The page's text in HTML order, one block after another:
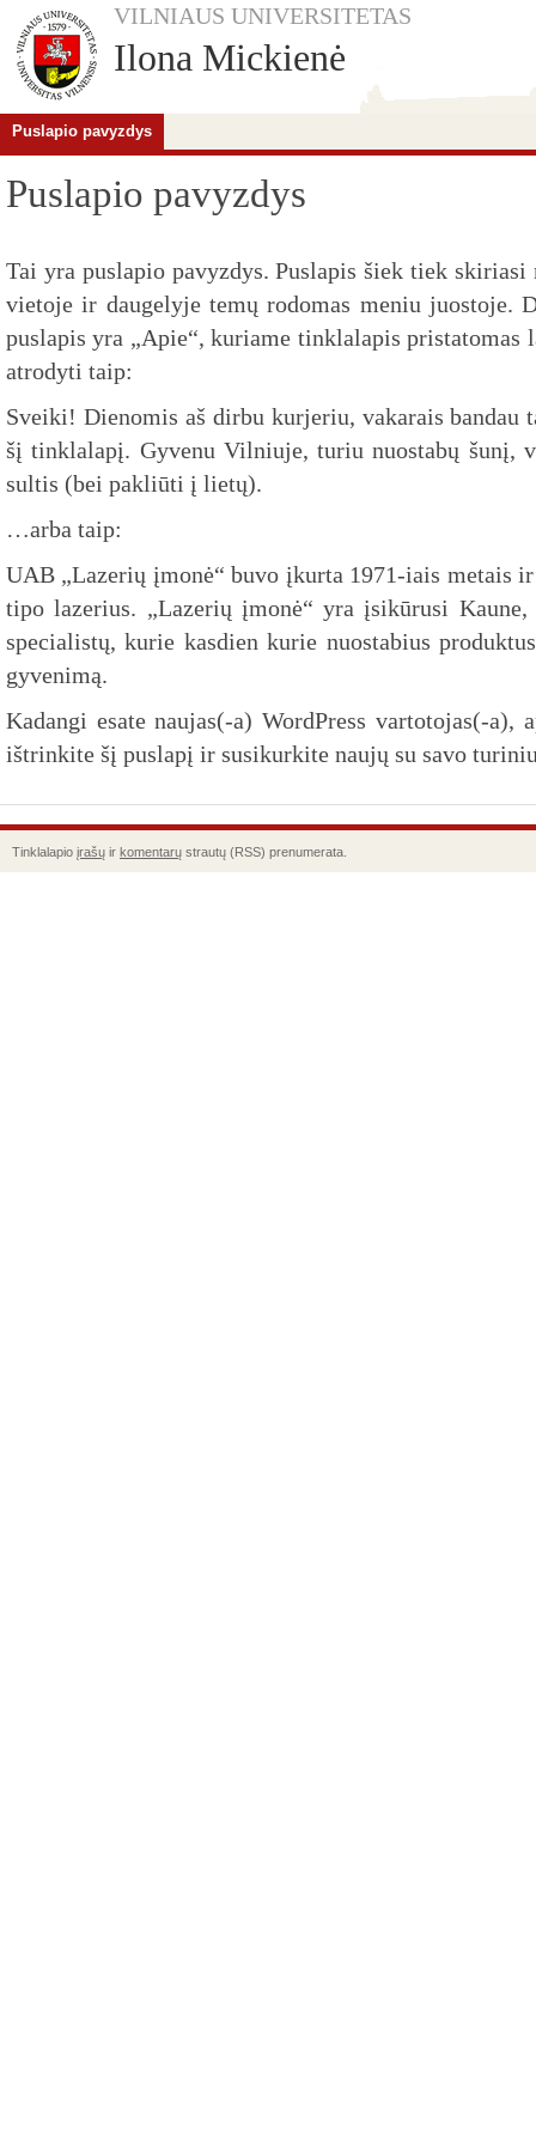
VILNIAUS UNIVERSITETAS
Ilona Mickienė
Puslapio pavyzdys
Puslapio pavyzdys
Tai yra puslapio pavyzdys. Puslapis šiek tiek
vietoje ir daugelyje temų rodomas meniu juostoje.
puslapis yra „Apie“, kuriame tinklalapis pristatomas
atrodyti taip:
Sveiki! Dienomis aš dirbu kurjeriu, vakarais
šį tinklalapį. Gyvenu Vilniuje, turiu nuostabų šunį,
sultis (bei pakliūti į lietų).
…arba taip:
UAB „Lazerių įmonė“ buvo įkurta 1971-iais metais
tipo lazerius. „Lazerių įmonė“ yra įsikūrusi
specialistų, kurie kasdien kurie nuostabius
gyvenimą.
Kadangi esate naujas(-a) WordPress vartotojas(-a),
ištrinkite šį puslapį ir susikurkite naujų su savo
Tinklalapio įrašų ir komentarų strautų (RSS) prenumerata.